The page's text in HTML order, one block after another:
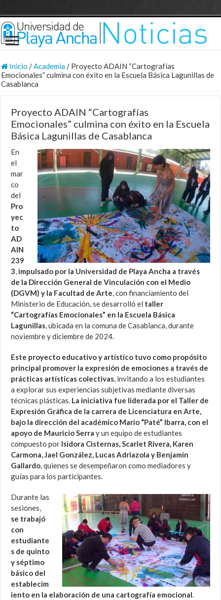
Inicio /Academia/ Proyecto ADAIN “Cartografías
Emocionales” culmina con éxito en la Escuela Básica Lagunillas de
Casablanca
Proyecto ADAIN “Cartografías
Emocionales” culmina con éxito en la Escuela
Básica Lagunillas de Casablanca
En
el
mar
co
del
Pro
yec
to
AD
AIN
239
3, impulsado por la Universidad de Playa Ancha a través
de la Dirección General de Vinculación con el Medio
(DGVM) y la Facultad de Arte, con financiamiento del
Ministerio de Educación, se desarrolló el taller
“Cartografías Emocionales” en la Escuela Básica
Lagunillas, ubicada en la comuna de Casablanca, durante
noviembre y diciembre de 2024.
Este proyecto educativo y artístico tuvo como propósito
principal promover la expresión de emociones a través de
prácticas artísticas colectivas, invitando a los estudiantes
a explorar sus experiencias subjetivas mediante diversas
técnicas plásticas. La iniciativa fue liderada por el Taller de
Expresión Gráfica de la carrera de Licenciatura en Arte,
bajo la dirección del académico Mario “Paté” Ibarra, con el
apoyo de Mauricio Serra y un equipo de estudiantes
compuesto por Isidora Cisternas, Scarlet Rivera, Karen
Carmona, Jael González, Lucas Adriazola y Benjamín
Gallardo, quienes se desempeñaron como mediadores y
guías para los participantes.
Durante las
sesiones,
se trabajó
con
estudiante
s de quinto
y séptimo
básico del
establecim
iento en la elaboración de una cartografía emocional.